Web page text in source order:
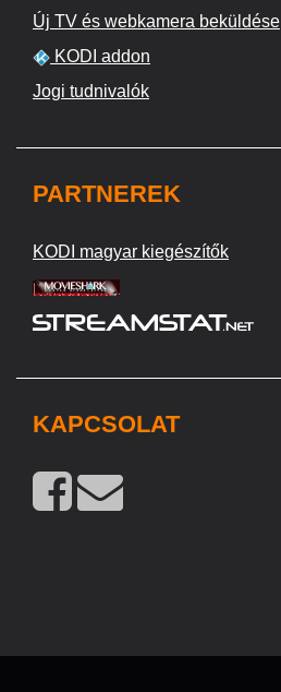
Új TV és webkamera beküldése
KODI addon
Jogi tudnivalók
PARTNEREK
KODI magyar kiegészítők
KAPCSOLAT